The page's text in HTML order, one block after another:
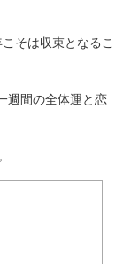
そは収束となるこ
週間の全体運と恋